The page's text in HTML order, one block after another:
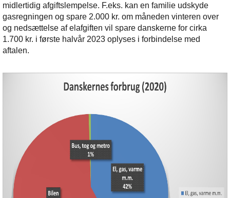
midlertidig afgiftslempelse. F.eks. kan en familie udskyde
gasregningen og spare 2.000 kr. om måneden vinteren over
og nedsættelse af elafgiften vil spare danskerne for cirka
1.700 kr. i første halvår 2023 oplyses i forbindelse med
aftalen.